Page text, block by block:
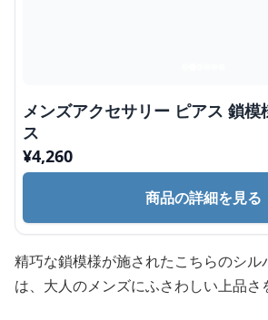
メンズアクセサリー ピアス 鎖模
ス
¥4,260
商品の詳細を見る
精巧な鎖模様が施されたこちらのシル
は、大人のメンズにふさわしい上品さ